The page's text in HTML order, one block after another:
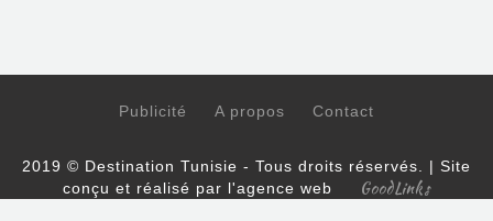
Publicité A propos Contact
2019 © Destination Tunisie - Tous droits réservés. | Site
conçu et réalisé par l'agence web
GoodLinks